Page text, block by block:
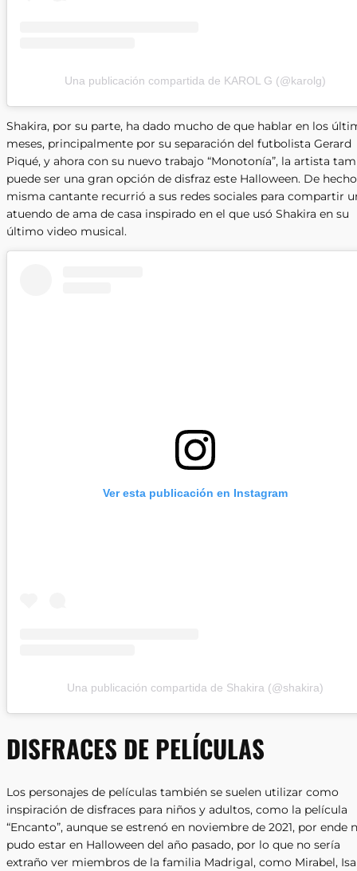
Una publicación compartida de KAROL G (@karolg)
Shakira, por su parte, ha dado mucho de que hablar en los
meses, principalmente por su separación del futbolista Gerard
Piqué, y ahora con su nuevo trabajo “Monotonía”, la artista
puede ser una gran opción de disfraz este Halloween. De
misma cantante recurrió a sus redes sociales para compartir
atuendo de ama de casa inspirado en el que usó Shakira en su
último video musical.
Ver esta publicación en Instagram
Una publicación compartida de Shakira (@shakira)
DISFRACES DE PELÍCULAS
Los personajes de películas también se suelen utilizar como
inspiración de disfraces para niños y adultos, como la película
“Encanto”, aunque se estrenó en noviembre de 2021, por ende
pudo estar en Halloween del año pasado, por lo que no sería
extraño ver miembros de la familia Madrigal, como Mirabel,